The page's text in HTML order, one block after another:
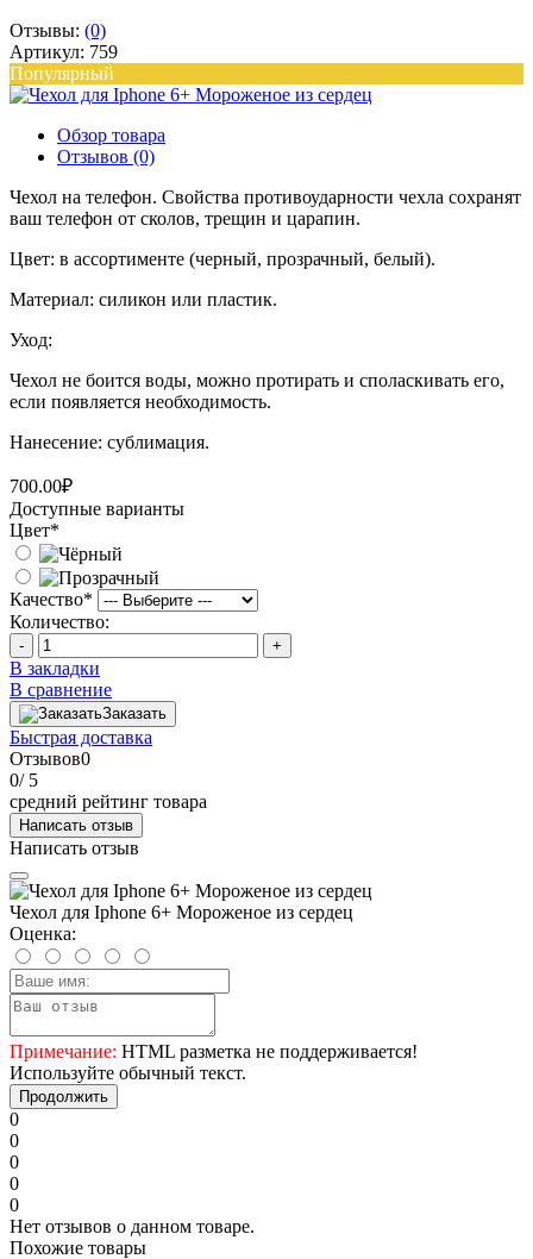
Отзывы: (0)
Артикул: 759
Популярный
Обзор товара
Отзывов (0)
Чехол на телефон. Свойства противоударности чехла сохранят
ваш телефон от сколов, трещин и царапин.
Цвет: в ассортименте (черный, прозрачный, белый).
Материал: силикон или пластик.
Уход:
Чехол не боится воды, можно протирать и споласкивать его,
если появляется необходимость.
Нанесение: сублимация.
700.00₽
Доступные варианты
Цвет*
Качество*
Количество:
- +
В закладки
В сравнение
Заказать
Быстрая доставка
Отзывов0
0/ 5
средний рейтинг товара
Написать отзыв
Написать отзыв
Чехол для Iphone 6+ Мороженое из сердец
Оценка:
Примечание: HTML разметка не поддерживается!
Используйте обычный текст.
Продолжить
0
0
0
0
0
Нет отзывов о данном товаре.
Похожие товары